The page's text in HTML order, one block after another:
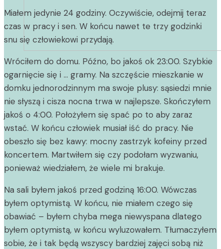
Miałem jedynie 24 godziny. Oczywiście, odejmij teraz
czas w pracy i sen. W końcu nawet te trzy godzinki
snu się człowiekowi przydają.
Wróciłem do domu. Późno, bo jakoś ok 23:00. Szybkie
ogarnięcie się i … gramy. Na szczęście mieszkanie w
domku jednorodzinnym ma swoje plusy: sąsiedzi mnie
nie słyszą i cisza nocna trwa w najlepsze. Skończyłem
jakoś o 4:00. Położyłem się spać po to aby zaraz
wstać. W końcu człowiek musiał iść do pracy. Nie
obeszło się bez kawy: mocny zastrzyk kofeiny przed
koncertem. Martwiłem się czy podołam wyzwaniu,
ponieważ wiedziałem, że wiele mi brakuje.
Na sali byłem jakoś przed godziną 16:00. Wówczas
byłem optymistą. W końcu, nie miałem czego się
obawiać – byłem chyba mega niewyspana dlatego
byłem optymistą, w końcu wyluzowałem. Tłumaczyłem
sobie, że i tak będą wszyscy bardziej zajęci sobą niż